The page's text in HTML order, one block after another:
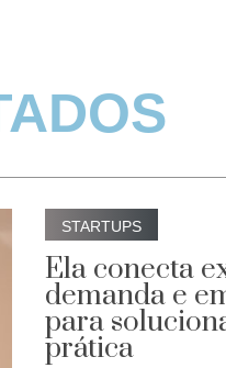
STARTUPS
Ela conecta
demanda e
para
prática